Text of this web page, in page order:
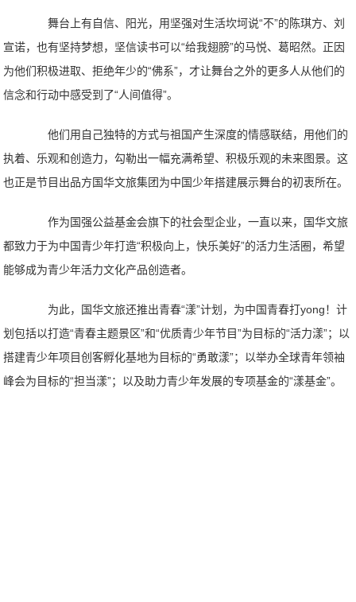
舞台上有自信、阳光，用坚强对生活坎坷说“不”的陈琪方、刘
宣诺，也有坚持梦想，坚信读书可以“给我翅膀”的马悦、葛昭然。正因
为他们积极进取、拒绝年少的“佛系”，才让舞台之外的更多人从他们的
信念和行动中感受到了“人间值得”。
他们用自己独特的方式与祖国产生深度的情感联结，用他们的
执着、乐观和创造力，勾勒出一幅充满希望、积极乐观的未来图景。这
也正是节目出品方国华文旅集团为中国少年搭建展示舞台的初衷所在。
作为国强公益基金会旗下的社会型企业，一直以来，国华文旅
都致力于为中国青少年打造“积极向上，快乐美好”的活力生活圈，希望
能够成为青少年活力文化产品创造者。
为此，国华文旅还推出青春“漾”计划，为中国青春打yong！计
划包括以打造“青春主题景区”和“优质青少年节目”为目标的“活力漾”；以
搭建青少年项目创客孵化基地为目标的“勇敢漾”；以举办全球青年领袖
峰会为目标的“担当漾”；以及助力青少年发展的专项基金的“漾基金”。